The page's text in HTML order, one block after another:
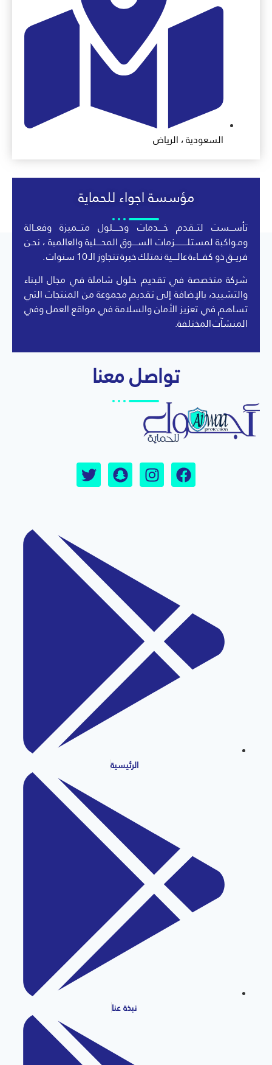
السعودية ، الرياض
مؤسسة اجواء للحماية
تأســـست لتــقدم خــــدمات وحـــــلول متـــميزة وفعــالة
ومـواكبة لمستلــــــــــزمات الســــوق المحــــلية والعالمية ، نحـن
فريــق ذو كفـــاءة عالــــية نمتلك خبرة تتجاوز الـ 10 سنوات .
شركة متخصصة في تقديم حلول شاملة في مجال البناء
والتشييد، بالإضافة إلى تقديم مجموعة من المنتجات التي
تساهم في تعزيز الأمان والسلامة في مواقع العمل وفي
المنشآت المختلفة.
تواصل معنا
الرئيسية
نبذة عنا